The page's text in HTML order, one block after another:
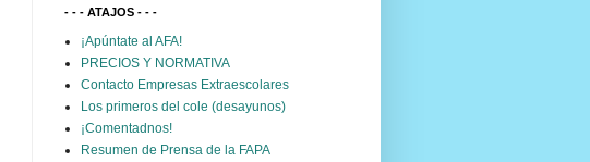
- - - ATAJOS - - -
¡Apúntate al AFA!
PRECIOS Y NORMATIVA
Contacto Empresas Extraescolares
Los primeros del cole (desayunos)
¡Comentadnos!
Resumen de Prensa de la FAPA